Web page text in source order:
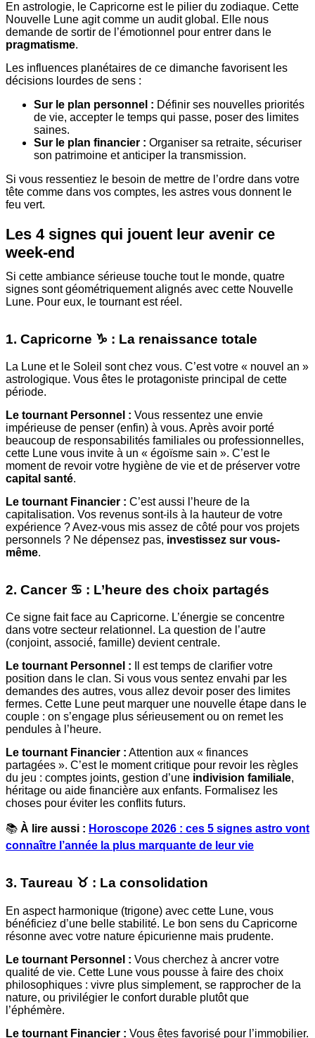
En astrologie, le Capricorne est le pilier du zodiaque. Cette
Nouvelle Lune agit comme un audit global. Elle nous
demande de sortir de l’émotionnel pour entrer dans le
pragmatisme.
Les influences planétaires de ce dimanche favorisent les
décisions lourdes de sens :
Sur le plan personnel : Définir ses nouvelles priorités
de vie, accepter le temps qui passe, poser des limites
saines.
Sur le plan financier : Organiser sa retraite, sécuriser
son patrimoine et anticiper la transmission.
Si vous ressentiez le besoin de mettre de l’ordre dans votre
tête comme dans vos comptes, les astres vous donnent le
feu vert.
Les 4 signes qui jouent leur avenir ce
week-end
Si cette ambiance sérieuse touche tout le monde, quatre
signes sont géométriquement alignés avec cette Nouvelle
Lune. Pour eux, le tournant est réel.
1. Capricorne ♑️ : La renaissance totale
La Lune et le Soleil sont chez vous. C’est votre « nouvel an »
astrologique. Vous êtes le protagoniste principal de cette
période.
Le tournant Personnel : Vous ressentez une envie
impérieuse de penser (enfin) à vous. Après avoir porté
beaucoup de responsabilités familiales ou professionnelles,
cette Lune vous invite à un « égoïsme sain ». C’est le
moment de revoir votre hygiène de vie et de préserver votre
capital santé.
Le tournant Financier : C’est aussi l’heure de la
capitalisation. Vos revenus sont-ils à la hauteur de votre
expérience ? Avez-vous mis assez de côté pour vos projets
personnels ? Ne dépensez pas, investissez sur vous-
même.
2. Cancer ♋️ : L’heure des choix partagés
Ce signe fait face au Capricorne. L’énergie se concentre
dans votre secteur relationnel. La question de l’autre
(conjoint, associé, famille) devient centrale.
Le tournant Personnel : Il est temps de clarifier votre
position dans le clan. Si vous vous sentez envahi par les
demandes des autres, vous allez devoir poser des limites
fermes. Cette Lune peut marquer une nouvelle étape dans le
couple : on s’engage plus sérieusement ou on remet les
pendules à l’heure.
Le tournant Financier : Attention aux « finances
partagées ». C’est le moment critique pour revoir les règles
du jeu : comptes joints, gestion d’une indivision familiale,
héritage ou aide financière aux enfants. Formalisez les
choses pour éviter les conflits futurs.
📚 À lire aussi : Horoscope 2026 : ces 5 signes astro vont
connaître l’année la plus marquante de leur vie
3. Taureau ♉️ : La consolidation
En aspect harmonique (trigone) avec cette Lune, vous
bénéficiez d’une belle stabilité. Le bon sens du Capricorne
résonne avec votre nature épicurienne mais prudente.
Le tournant Personnel : Vous cherchez à ancrer votre
qualité de vie. Cette Lune vous pousse à faire des choix
philosophiques : vivre plus simplement, se rapprocher de la
nature, ou privilégier le confort durable plutôt que
l’éphémère.
Le tournant Financier : Vous êtes favorisé pour l’immobilier.